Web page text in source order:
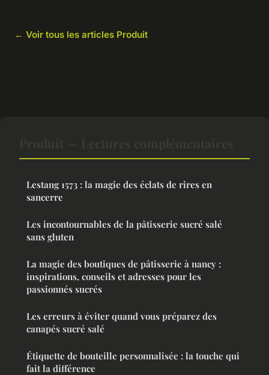
← Voir tous les articles Produit
Lestang 1573 : la magie des éclats de rires en
sancerre
Les incontournables de la pâtisserie sucré salé
sans gluten
La magie des boutiques de pâtisserie à nancy :
inspirations, conseils et adresses pour les
passionnés sucrés
Les erreurs à éviter quand vous préparez des
canapés sucré salé
Étiquette de bouteille personnalisée : la touche qui
fait la différence